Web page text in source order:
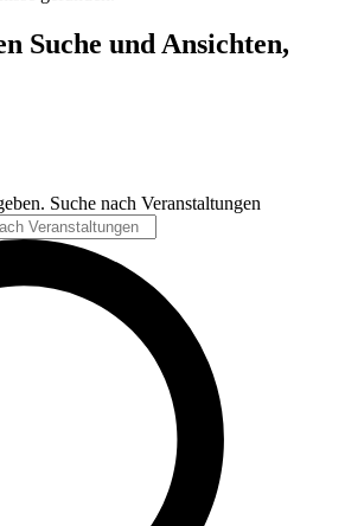
Suche und Ansichten,
Suche nach Veranstaltungen